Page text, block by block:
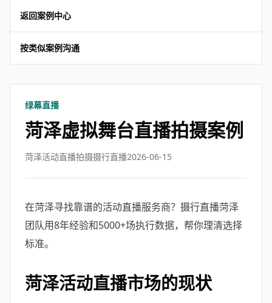
返回案例中心
按类似案例沟通
绿幕直播
菏泽虚拟舞台直播拍摄案例
菏泽活动直播拍摄摄行直播2026-06-15
在菏泽寻找靠谱的活动直播服务商？摄行直播菏泽
团队用8年经验和5000+场执行数据，帮你理清选择
标准。
菏泽活动直播市场的现状